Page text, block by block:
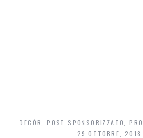
DECÒR ,POST SPONSORIZZATO ,
29 OTTOBRE, 2018